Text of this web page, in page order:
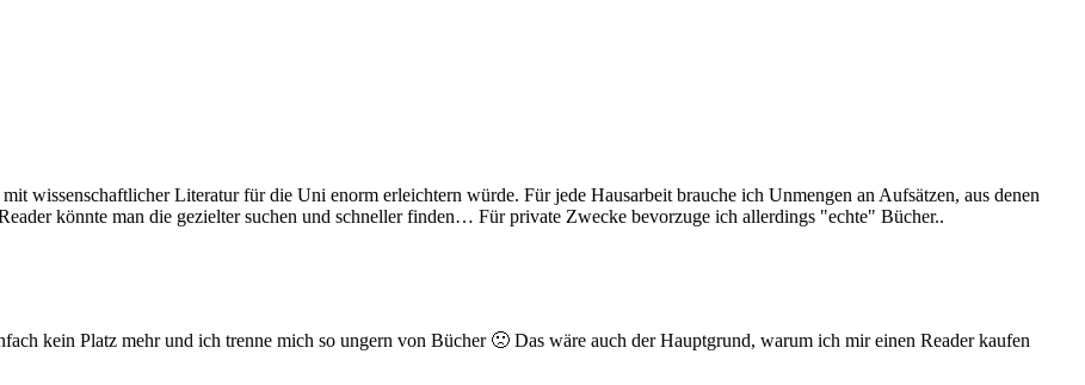
wissenschaftlicher Literatur für die Uni enorm erleichtern würde. Für jede Hausarbeit brauche ich Unmengen an Aufsätzen, aus denen
könnte man die gezielter suchen und schneller finden… Für private Zwecke bevorzuge ich allerdings "echte" Bücher..
kein Platz mehr und ich trenne mich so ungern von Bücher 🙁 Das wäre auch der Hauptgrund, warum ich mir einen Reader kaufen